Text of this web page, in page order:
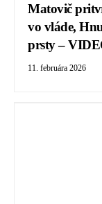
Matovič
vo vláde,
prsty –
11. februára 2026